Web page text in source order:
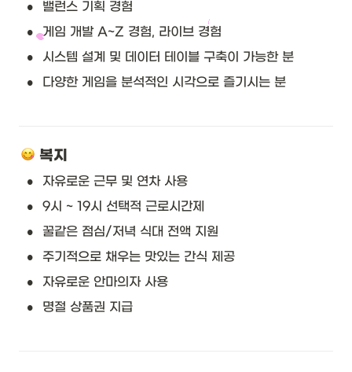
• 밸런스 기획 경험
• 게임 개발 A~Z 경험, 라이브 경험
• 시스템 설계 및 데이터 테이블 구축이 가능한 분
• 다양한 게임을 분석적인 시각으로 즐기시는 분
복지
• 자유로운 근무 및 연차 사용
• 9시 ~ 19시 선택적 근로시간제
• 꿀같은 점심/저녁 식대 전액 지원
• 주기적으로 채우는 맛있는 간식 제공
• 자유로운 안마의자 사용
• 명절 상품권 지급